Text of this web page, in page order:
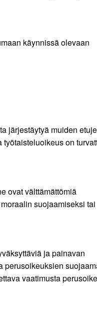
käynnissä olevaan
järjestäytyä muiden
on
ovat välttämättömiä
suojaamiseksi tai
ja painavan
perusoikeuksien
vaatimusta